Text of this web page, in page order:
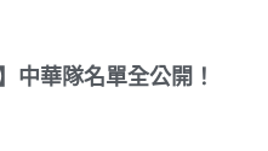
中華隊名單全公開！